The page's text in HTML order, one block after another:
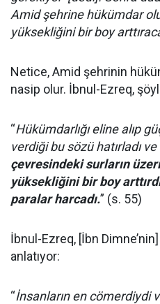
Amid şehrine hükümdar
yüksekliğini bir boy
Netice, Amid şehrinin
nasip olur. İbnul-Ezreq,
“Hükümdarlığı eline alıp
verdiği bu sözü hatırladı ve
çevresindeki surların
yüksekliğini bir boy
paralar harcadı.” (s. 55)
İbnul-Ezreq, [İbn
anlatıyor:
“İnsanların en cömerdiydi